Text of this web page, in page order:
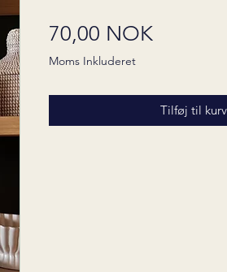
70,00 NOKPris
Moms Inkluderet
Tilføj til kurv